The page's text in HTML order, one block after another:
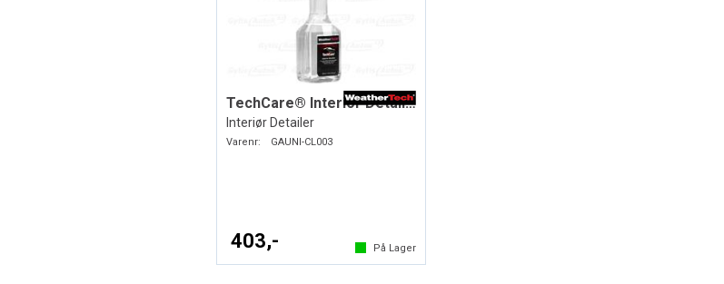
TechCare® Interior Detailer
Interiør Detailer
Varenr: GAUNI-CL003
403,- På Lager